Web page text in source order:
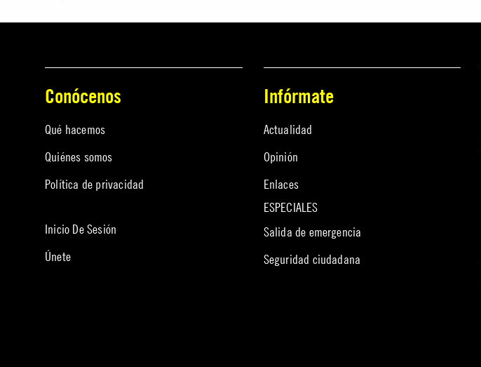
Conócenos
Qué hacemos
Quiénes somos
Política de privacidad
Inicio De Sesión
Únete
Infórmate
Actualidad
Opinión
Enlaces
ESPECIALES
Salida de emergencia
Seguridad ciudadana